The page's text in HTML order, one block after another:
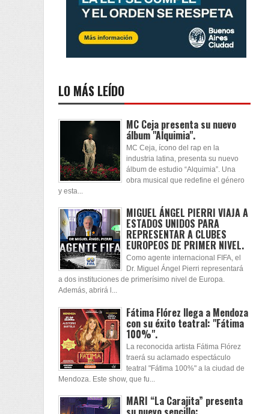
LO MÁS LEÍDO
MC Ceja presenta su nuevo
álbum "Alquimia".
MC Ceja, ícono del rap en la
industria latina, presenta su nuevo
álbum de estudio “Alquimia”. Una
obra musical que redefine el género
y esta...
MIGUEL ÁNGEL PIERRI VIAJA A
ESTADOS UNIDOS PARA
REPRESENTAR A CLUBES
EUROPEOS DE PRIMER NIVEL.
Como agente internacional FIFA, el
Dr. Miguel Ángel Pierri representará
a dos instituciones de primerísimo nivel de Europa.
Además, abrirá l...
Fátima Flórez llega a Mendoza
con su éxito teatral: "Fátima
100%".
La reconocida artista Fátima Flórez
traerá su aclamado espectáculo
teatral "Fátima 100%" a la ciudad de
Mendoza. Este show, que fu...
MARI “La Carajita” presenta